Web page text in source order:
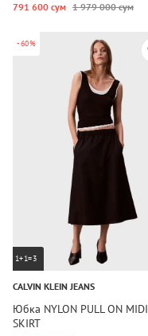
791 600 сум 1 979 000 сум
-60%
1+1=3
CALVIN KLEIN JEANS
Юбка NYLON PULL ON MIDI
SKIRT